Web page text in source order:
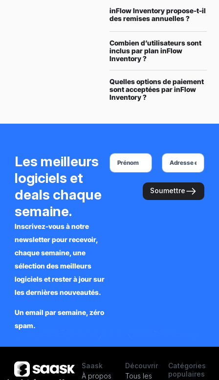
inFlow Inventory propose-t-il
des remises annuelles ?
Combien d’utilisateurs sont
inclus par plan inFlow
Inventory ?
Quelles options de paiement
sont acceptées par inFlow
Inventory ?
Les meilleurs
logiciels et
deals chaque
semaine.
Inscrivez-vous à notre
newsletter pour recevoir,
chaque semaine, une
sélection des meilleurs
logiciels et rester à jour sur
les dernières nouveautés.
Un email par semaine, zéro
spam.
Soumettre
Saask
À propos
Découvrir
Tous les
Catégories
populaires